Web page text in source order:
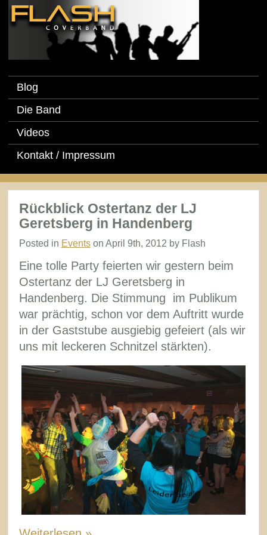
Blog
Die Band
Videos
Kontakt / Impressum
Rückblick Ostertanz der LJ
Geretsberg in Handenberg
Posted in Eventson April 9th, 2012 by Flash
Eine tolle Party feierten wir gestern beim
Ostertanz der LJ Geretsberg in
Handenberg. Die Stimmung im Publikum
war prächtig, schon vor dem Auftritt wurde
in der Gaststube ausgiebig gefeiert (als wir
uns mit leckeren Schnitzel stärkten).